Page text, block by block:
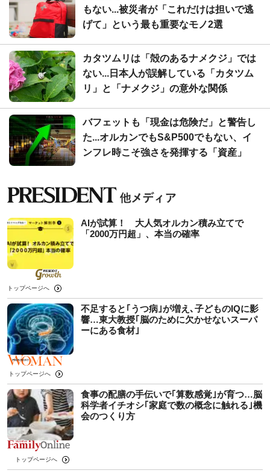
もない...被災者が「これだけは担いで逃
げて」という最も重要なモノ2選
カタツムリは「殻のあるナメクジ」では
ない...日本人が誤解している「カタツム
リ」と「ナメクジ」の意外な関係
バフェットも「現金は危険だ」と警告し
た...オルカンでもS&P500でもない、イ
ンフレ時こそ強さを発揮する「資産」
AIが試算！ 大人気オルカン積み立てで
「2000万円超」、本当の確率
トップページへ
不足すると｢うつ病｣が増え､子どものIQに影
響…東大教授｢脳のために欠かせないスーパ
ーにある食材｣
トップページへ
食事の配膳の手伝いで｢算数感覚｣が育つ…脳
科学者イチオシ｢家庭で数の概念に触れる｣機
会のつくり方
トップページへ